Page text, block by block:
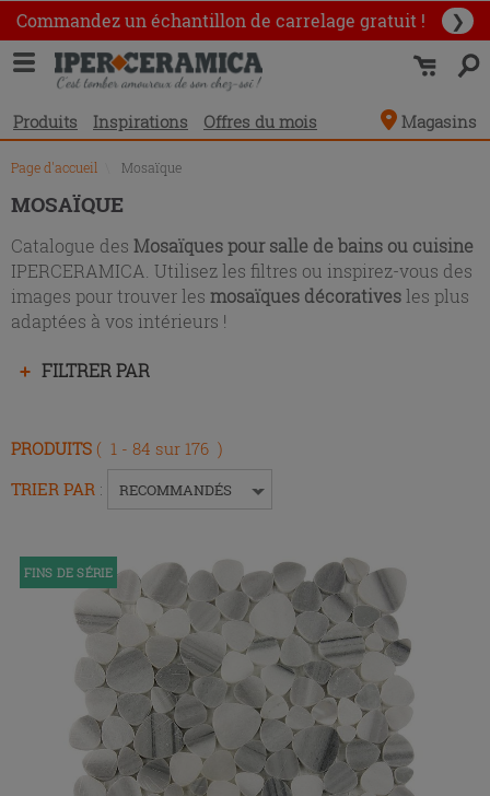
Commandez un échantillon de carrelage gratuit ! ❯
Produits Inspirations Offres du mois Magasins
Page d'accueil Mosaïque
MOSAÏQUE
Catalogue des Mosaïques pour salle de bains ou cuisine
IPERCERAMICA. Utilisez les filtres ou inspirez-vous des
images pour trouver les mosaïques décorativesles plus
adaptées à vos intérieurs !
Liste
des
produits
FILTRER PAR
Appuyez
Entrée
pour
développer
le
PRODUITS ( 1 - 84 sur 176 )
TRIER PAR : RECOMMANDÉS
FINS DE SÉRIE